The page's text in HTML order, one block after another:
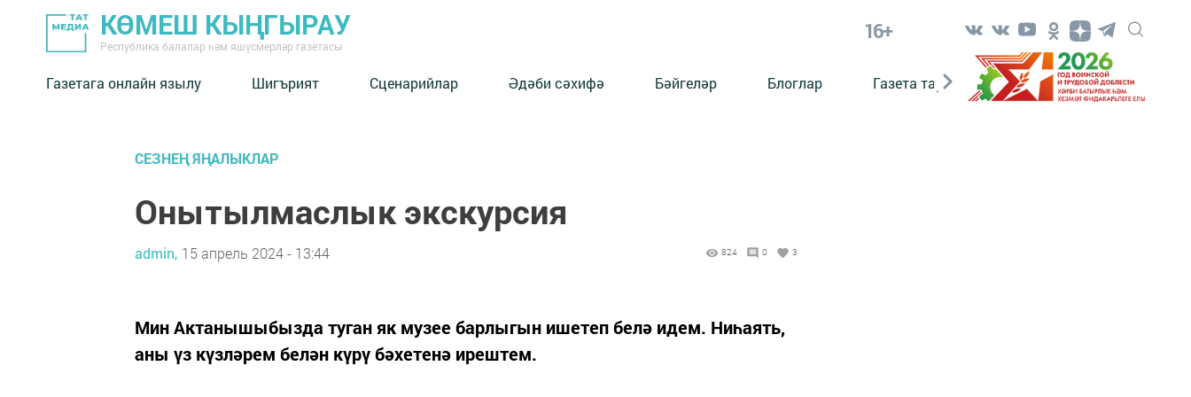
КӨМЕШ КЫҢГЫРАУ
Республика балалар һәм яшүсмерләр газетасы
16+
Газетага онлайн язылу Шигърият Сценарийлар Әдәби сәхифә Бәйгеләр Блоглар Газета тарихы Әкият Әкият
СЕЗНЕҢ ЯҢАЛЫКЛАР
Онытылмаслык экскурсия
admin, 15 апрель 2024 - 13:44 824 0 3
Мин Актанышыбызда туган як музее барлыгын ишетеп белә идем. Ниһаять,
аны үз күзләрем белән күрү бәхетенә ирештем.